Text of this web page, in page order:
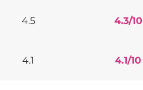
4.5 4.3/10
4.1 4.1/10